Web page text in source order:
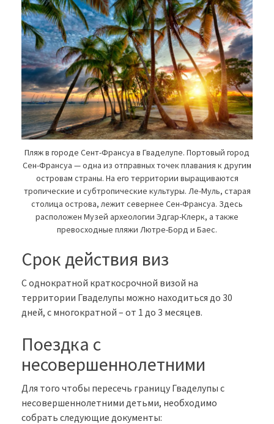
Пляж в городе Сент-Франсуа в Гваделупе. Портовый город
Сен-Франсуа — одна из отправных точек плавания к другим
островам страны. На его территории выращиваются
тропические и субтропические культуры. Ле-Муль, старая
столица острова, лежит севернее Сен-Франсуа. Здесь
расположен Музей археологии Эдгар-Клерк, а также
превосходные пляжи Лютре-Борд и Баес.
Срок действия виз
С однократной краткосрочной визой на
территории Гваделупы можно находиться до 30
дней, с многократной – от 1 до 3 месяцев.
Поездка с
несовершеннолетними
Для того чтобы пересечь границу Гваделупы с
несовершеннолетними детьми, необходимо
собрать следующие документы: